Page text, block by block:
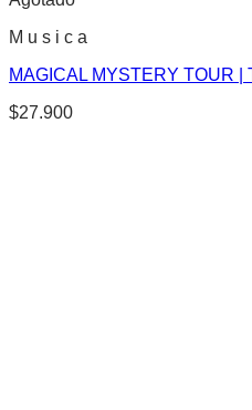
M u s i c a
MAGICAL MYSTERY TOUR |
$27.900